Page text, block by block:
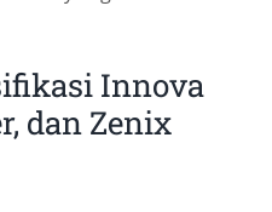
Innova
dan Zenix